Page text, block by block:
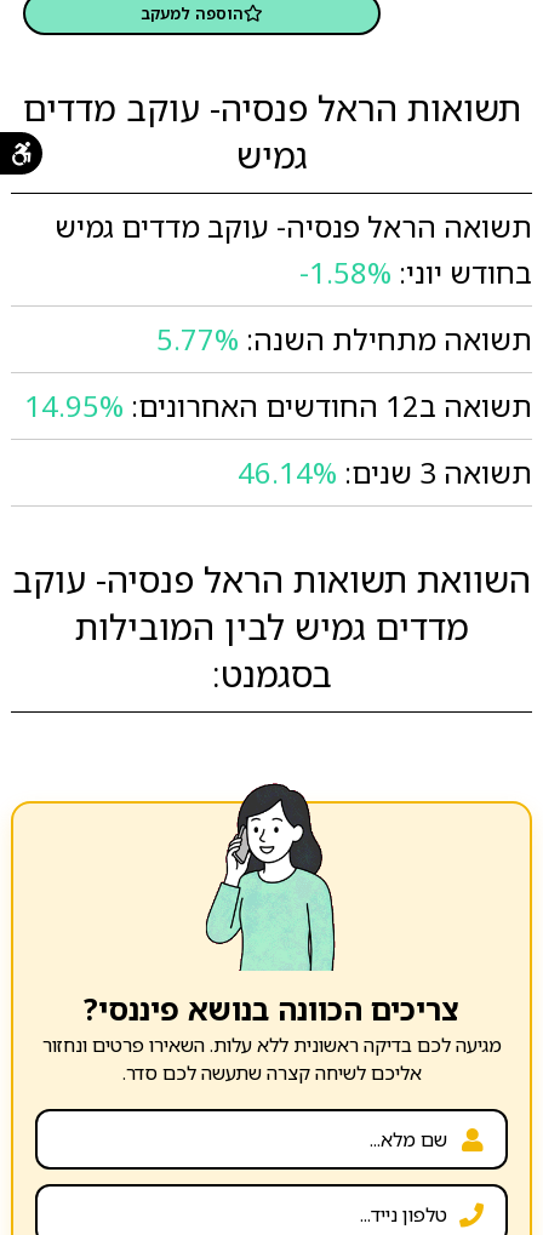
הוספה למעקב
תשואות הראל פנסיה- עוקב מדדים
גמיש
תשואה הראל פנסיה- עוקב מדדים גמיש
בחודש יוני: -1.58%
תשואה מתחילת השנה: 5.77%
תשואה ב12 החודשים האחרונים:
14.95%
תשואה 3 שנים:
46.14%
השוואת תשואות הראל פנסיה- עוקב
מדדים גמיש לבין המובילות
בסגמנט:
צריכים הכוונה בנושא פיננסי?
מגיעה לכם בדיקה ראשונית ללא עלות. השאירו פרטים ונחזור
אליכם לשיחה קצרה שתעשה לכם סדר.